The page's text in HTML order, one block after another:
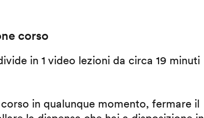
corso
in 1 video lezioni da circa 19 minuti
in qualunque momento, fermare il